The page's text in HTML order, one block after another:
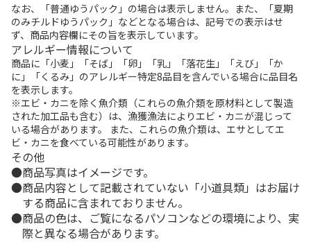
なお、「普通ゆうパック」の場合は表示しません。また、「夏期
のみチルドゆうパック」などとなる場合は、記号での表示はせ
ず、商品内容欄にその旨を表示しています。
アレルギー情報について
商品に「小麦」「そば」「卵」「乳」「落花生」「えび」「か
に」「くるみ」のアレルギー特定8品目を含んでいる場合に品目名
を表示します。
※エビ・カニを除く魚介類（これらの魚介類を原材料として製造
された加工品も含む）は、漁獲漁法によりエビ・カニが混じって
いる場合があります。 また、これらの魚介類は、エサとしてエ
ビ・カニを食べている可能性があります。
その他
商品写真はイメージです。
商品内容として記載されていない「小道具類」はお届け
する商品に含まれておりません。
商品の色は、ご覧になるパソコンなどの環境により、実
際と異なる場合があります。